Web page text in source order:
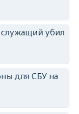
убил
для СБУ на